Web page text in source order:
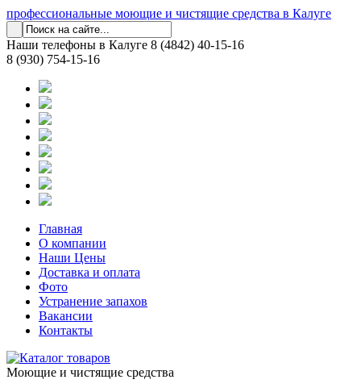
профессиональные моющие и чистящие средства в Калуге
Наши телефоны в Калуге 8 (4842) 40-15-16
8 (930) 754-15-16
Главная
О компании
Наши Цены
Доставка и оплата
Фото
Устранение запахов
Вакансии
Контакты
Моющие и чистящие средства